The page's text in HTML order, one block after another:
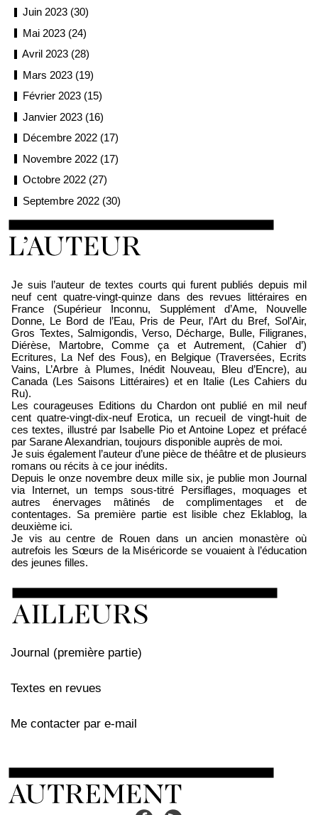
Juin 2023 (30)
Mai 2023 (24)
Avril 2023 (28)
Mars 2023 (19)
Février 2023 (15)
Janvier 2023 (16)
Décembre 2022 (17)
Novembre 2022 (17)
Octobre 2022 (27)
Septembre 2022 (30)
Je suis l’auteur de textes courts qui furent publiés depuis mil
neuf cent quatre-vingt-quinze dans des revues littéraires en
France (Supérieur Inconnu, Supplément d’Ame, Nouvelle
Donne, Le Bord de l’Eau, Pris de Peur, l’Art du Bref, Sol’Air,
Gros Textes, Salmigondis, Verso, Décharge, Bulle, Filigranes,
Diérèse, Martobre, Comme ça et Autrement, (Cahier d’)
Ecritures, La Nef des Fous), en Belgique (Traversées, Ecrits
Vains, L’Arbre à Plumes, Inédit Nouveau, Bleu d’Encre), au
Canada (Les Saisons Littéraires) et en Italie (Les Cahiers du
Ru).
Les courageuses Editions du Chardon ont publié en mil neuf
cent quatre-vingt-dix-neuf Erotica, un recueil de vingt-huit de
ces textes, illustré par Isabelle Pio et Antoine Lopez et préfacé
par Sarane Alexandrian, toujours disponible auprès de moi.
Je suis également l’auteur d’une pièce de théâtre et de plusieurs
romans ou récits à ce jour inédits.
Depuis le onze novembre deux mille six, je publie mon Journal
via Internet, un temps sous-titré Persiflages, moquages et
autres énervages mâtinés de complimentages et de
contentages. Sa première partie est lisible chez Eklablog, la
deuxième ici.
Je vis au centre de Rouen dans un ancien monastère où
autrefois les Sœurs de la Miséricorde se vouaient à l’éducation
des jeunes filles.
Journal (première partie)
Textes en revues
Me contacter par e-mail